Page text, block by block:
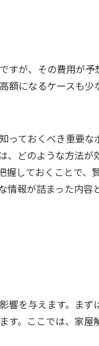
すが、その費用が
額になるケースも
っておくべき重要
、どのような方法
しておくことで、
報が詰まった内容
響を与えます。ま
。ここでは、家